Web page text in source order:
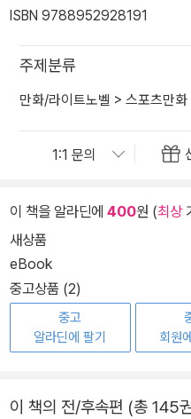
ISBN 9788952928191
주제분류
만화/라이트노벨 > 스포츠만화
이 책을 알라딘에 400원 (최상
새상품
eBook
중고상품 (2)
중고
알라딘에 팔기
회원
이 책의 전/후속편 (총 145